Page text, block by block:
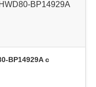
BP14929A с